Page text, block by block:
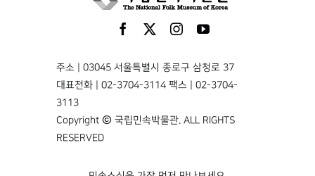
주소 | 03045 서울특별시 종로구 삼청로 37
대표전화 | 02-3704-3114 팩스 | 02-3704-
3113
Copyright © 국립민속박물관. ALL RIGHTS
RESERVED